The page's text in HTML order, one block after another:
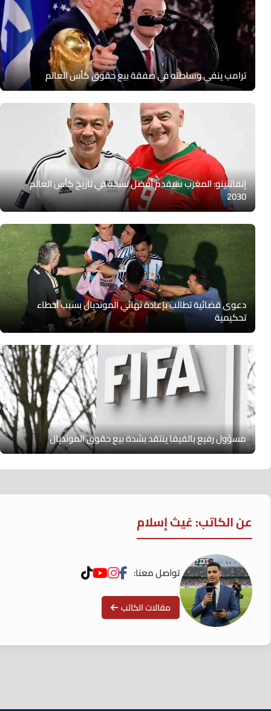
ترامب ينفي وساطته في صفقة بيع حقوق كأس العالم
إنفانتينو: المغرب سيقدم أفضل نسخة في تاريخ كأس العالم
2030
دعوى قضائية تطالب بإعادة نهائي المونديال بسبب أخطاء
تحكيمية
مسؤول رفيع بالفيفا ينتقد بشدة بيع حقوق المونديال
عن الكاتب: غيث إسلام
تواصل معنا:
مقالات الكاتب